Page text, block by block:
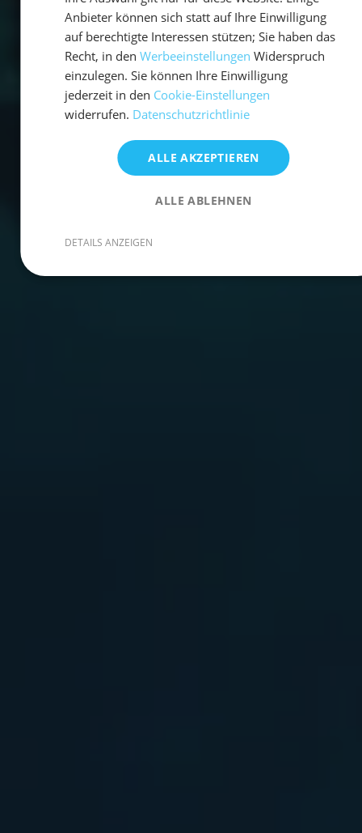
Anbieter können sich statt auf Ihre Einwilligung
auf berechtigte Interessen stützen; Sie haben das
Recht, in den Werbeeinstellungen Widerspruch
einzulegen. Sie können Ihre Einwilligung
jederzeit in den Cookie-Einstellungen
widerrufen. Datenschutzrichtlinie
ALLE AKZEPTIEREN
ALLE ABLEHNEN
DETAILS ANZEIGEN